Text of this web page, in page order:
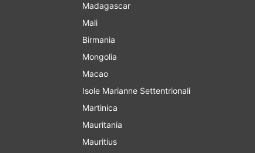
Madagascar
Mali
Birmania
Mongolia
Macao
Isole Marianne Settentrionali
Martinica
Mauritania
Mauritius